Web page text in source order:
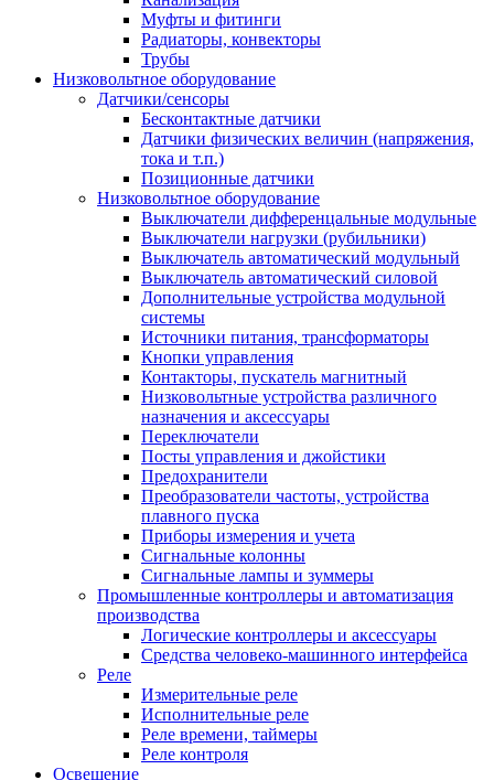
Муфты и фитинги
Радиаторы, конвекторы
Трубы
Низковольтное оборудование
Датчики/сенсоры
Бесконтактные датчики
Датчики физических величин (напряжения,
тока и т.п.)
Позиционные датчики
Низковольтное оборудование
Выключатели дифференцальные модульные
Выключатели нагрузки (рубильники)
Выключатель автоматический модульный
Выключатель автоматический силовой
Дополнительные устройства модульной
системы
Источники питания, трансформаторы
Кнопки управления
Контакторы, пускатель магнитный
Низковольтные устройства различного
назначения и аксессуары
Переключатели
Посты управления и джойстики
Предохранители
Преобразователи частоты, устройства
плавного пуска
Приборы измерения и учета
Сигнальные колонны
Сигнальные лампы и зуммеры
Промышленные контроллеры и автоматизация
производства
Логические контроллеры и аксессуары
Средства человеко-машинного интерфейса
Реле
Измерительные реле
Исполнительные реле
Реле времени, таймеры
Реле контроля
Освещение